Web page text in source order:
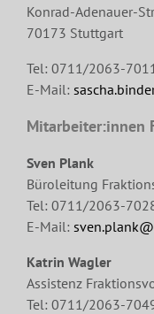
Konrad-Adenauer-
70173 Stuttgart
Tel: 0711/2063-7011
E-Mail:
Mitarbeiter:innen
Sven Plank
Büroleitung
Tel: 0711/2063-
E-Mail:
Katrin Wagler
Assistenz
Tel: 0711/2063-